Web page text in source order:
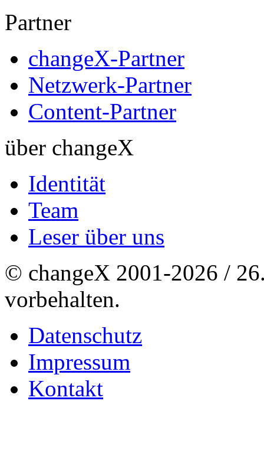
Partner
changeX-Partner
Netzwerk-Partner
Content-Partner
über changeX
Identität
Team
Leser über uns
© changeX 2001-2026 /
vorbehalten.
Datenschutz
Impressum
Kontakt